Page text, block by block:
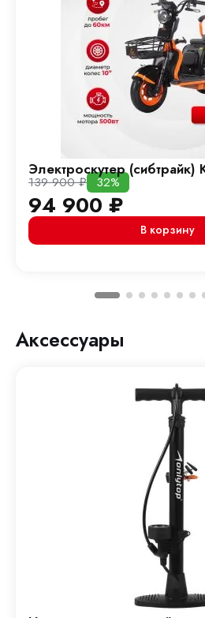
Электроскутер (сибтрайк)
139 900₽ 32%
94 900 ₽
В корзину
Аксессуары